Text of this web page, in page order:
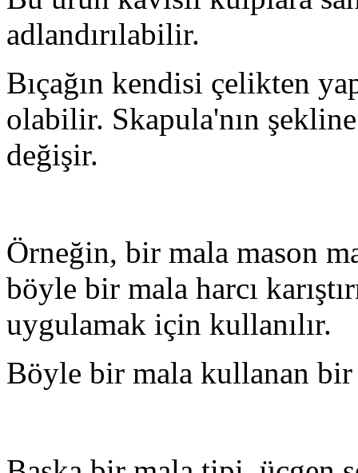
adlandırılabilir.
Bıçağın kendisi çelikten
olabilir. Skapula'nın
değişir.
Örneğin, bir mala mason
böyle bir mala harcı
uygulamak için kullanılır.
Böyle bir mala kullanan